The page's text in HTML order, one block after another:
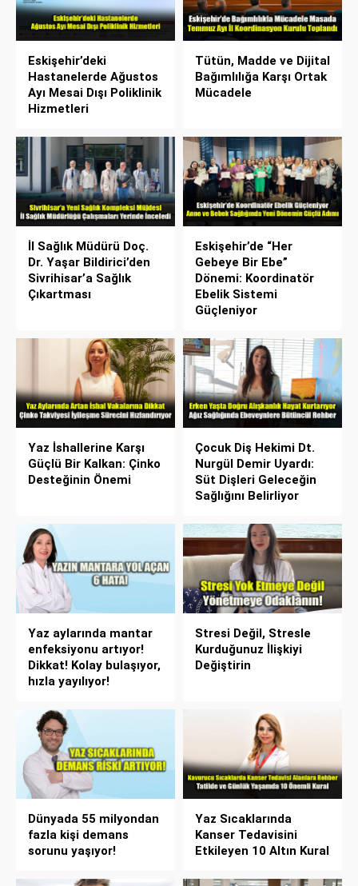
Eskişehir’deki
Hastanelerde Ağustos
Ayı Mesai Dışı Poliklinik
Hizmetleri
Tütün, Madde ve Dijital
Bağımlılığa Karşı Ortak
Mücadele
İl Sağlık Müdürü Doç.
Dr. Yaşar Bildirici’den
Sivrihisar’a Sağlık
Çıkartması
Eskişehir’de “Her
Gebeye Bir Ebe”
Dönemi: Koordinatör
Ebelik Sistemi
Güçleniyor
Yaz İshallerine Karşı
Güçlü Bir Kalkan: Çinko
Desteğinin Önemi
Çocuk Diş Hekimi Dt.
Nurgül Demir Uyardı:
Süt Dişleri Geleceğin
Sağlığını Belirliyor
Yaz aylarında mantar
enfeksiyonu artıyor!
Dikkat! Kolay bulaşıyor,
hızla yayılıyor!
Stresi Değil, Stresle
Kurduğunuz İlişkiyi
Değiştirin
Dünyada 55 milyondan
fazla kişi demans
sorunu yaşıyor!
Yaz Sıcaklarında
Kanser Tedavisini
Etkileyen 10 Altın Kural